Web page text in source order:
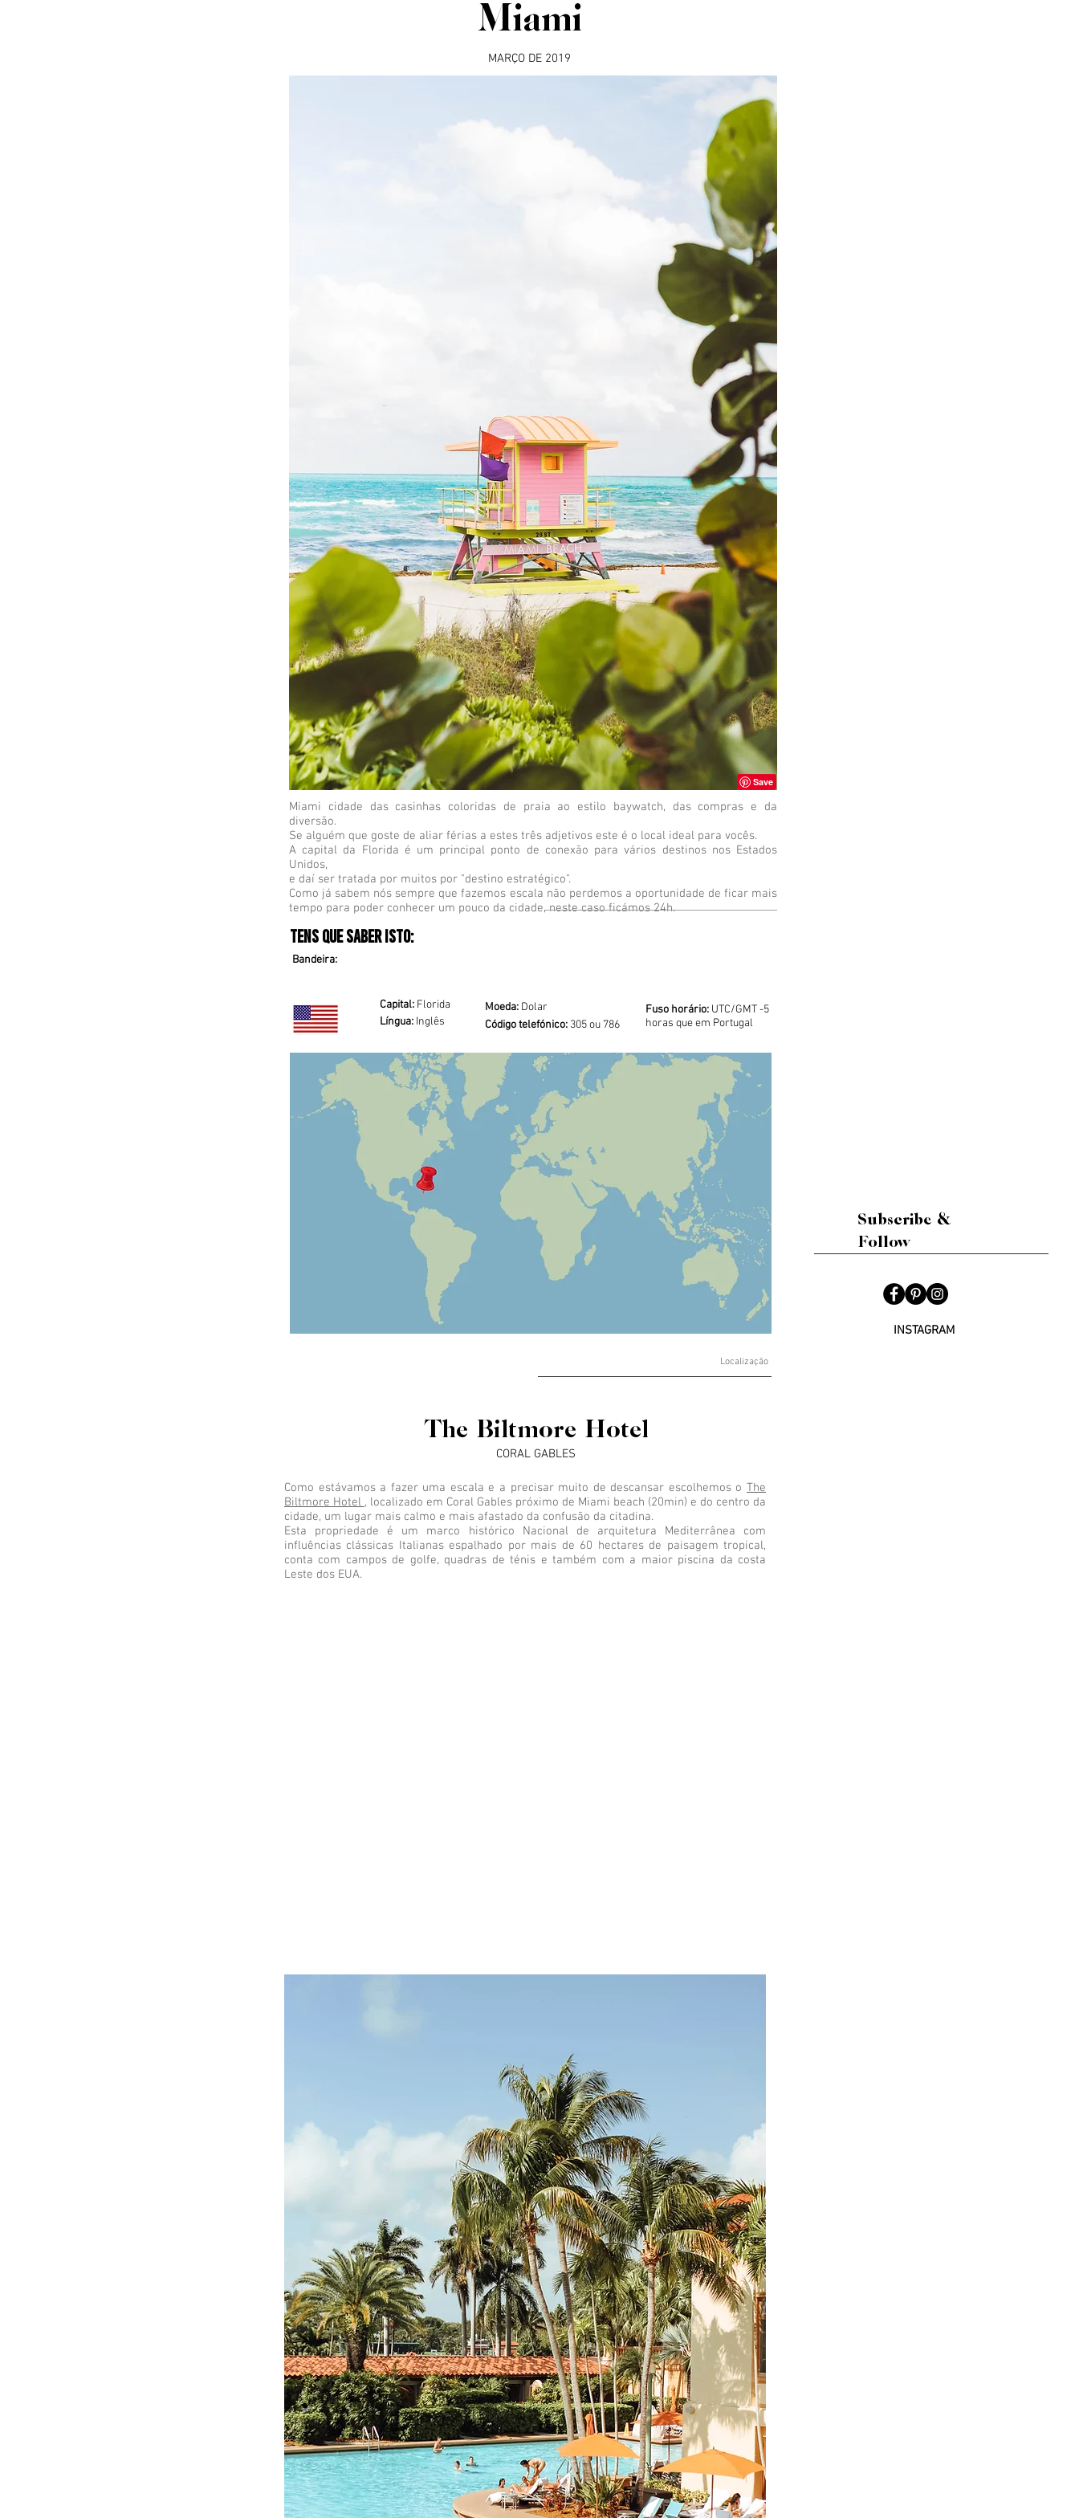
Miami
MARÇO DE 2019
Miami cidade das casinhas coloridas de praia ao estilo baywatch, das compras e da
diversão.
Se alguém que goste de aliar férias a estes três adjetivos este é o local ideal para vocês.
A capital da Florida é um principal ponto de conexão para vários destinos nos Estados
Unidos,
e daí ser tratada por muitos por "destino estratégico".
Como já sabem nós sempre que fazemos escala não perdemos a oportunidade de ficar mais
tempo para poder conhecer um pouco da cidade, neste caso ficámos 24h.
Tens que saber isto:
Bandeira:
Capital: Florida
Língua: Inglês
Moeda: Dolar
Código telefónico: 305 ou 786
Fuso horário: UTC/GMT -5
horas que em Portugal
Localização
The Biltmore Hotel
CORAL GABLES
Como estávamos a fazer uma escala e a precisar muito de descansar escolhemos o The
Biltmore Hotel , localizado em Coral Gables próximo de Miami beach (20min) e do centro da
cidade, um lugar mais calmo e mais afastado da confusão da citadina.
Esta propriedade é um marco histórico Nacional de arquitetura Mediterrânea com
influências clássicas Italianas espalhado por mais de 60 hectares de paisagem tropical,
conta com campos de golfe, quadras de ténis e também com a maior piscina da costa
Leste dos EUA.
Subscribe &
Follow
INSTAGRAM